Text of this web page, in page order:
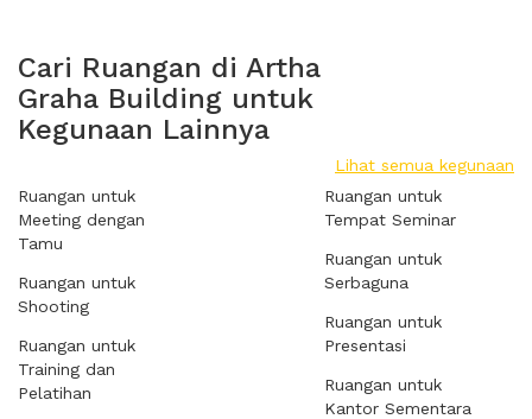
Cari Ruangan di Artha
Graha Building untuk
Kegunaan Lainnya
Lihat semua kegunaan
Ruangan untuk
Meeting dengan
Tamu
Ruangan untuk
Shooting
Ruangan untuk
Training dan
Pelatihan
Ruangan untuk
Tempat Seminar
Ruangan untuk
Serbaguna
Ruangan untuk
Presentasi
Ruangan untuk
Kantor Sementara